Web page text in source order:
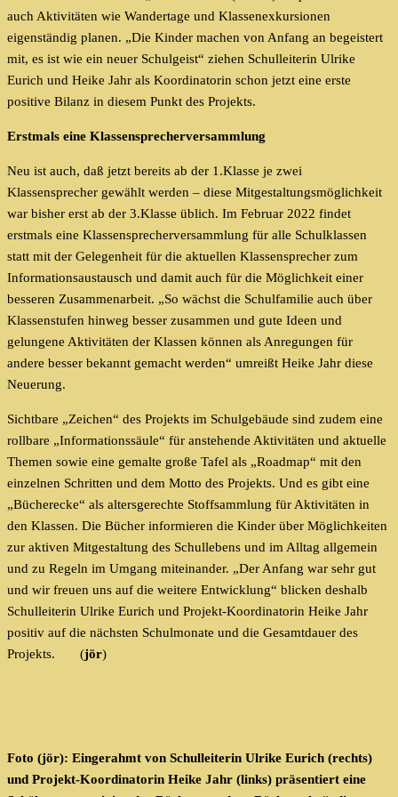
auch Aktivitäten wie Wandertage und Klassenexkursionen
eigenständig planen. „Die Kinder machen von Anfang an begeistert
mit, es ist wie ein neuer Schulgeist“ ziehen Schulleiterin Ulrike
Eurich und Heike Jahr als Koordinatorin schon jetzt eine erste
positive Bilanz in diesem Punkt des Projekts.
Erstmals eine Klassensprecherversammlung
Neu ist auch, daß jetzt bereits ab der 1.Klasse je zwei
Klassensprecher gewählt werden – diese Mitgestaltungsmöglichkeit
war bisher erst ab der 3.Klasse üblich. Im Februar 2022 findet
erstmals eine Klassensprecherversammlung für alle Schulklassen
statt mit der Gelegenheit für die aktuellen Klassensprecher zum
Informationsaustausch und damit auch für die Möglichkeit einer
besseren Zusammenarbeit. „So wächst die Schulfamilie auch über
Klassenstufen hinweg besser zusammen und gute Ideen und
gelungene Aktivitäten der Klassen können als Anregungen für
andere besser bekannt gemacht werden“ umreißt Heike Jahr diese
Neuerung.
Sichtbare „Zeichen“ des Projekts im Schulgebäude sind zudem eine
rollbare „Informationssäule“ für anstehende Aktivitäten und aktuelle
Themen sowie eine gemalte große Tafel als „Roadmap“ mit den
einzelnen Schritten und dem Motto des Projekts. Und es gibt eine
„Bücherecke“ als altersgerechte Stoffsammlung für Aktivitäten in
den Klassen. Die Bücher informieren die Kinder über Möglichkeiten
zur aktiven Mitgestaltung des Schullebens und im Alltag allgemein
und zu Regeln im Umgang miteinander. „Der Anfang war sehr gut
und wir freuen uns auf die weitere Entwicklung“ blicken deshalb
Schulleiterin Ulrike Eurich und Projekt-Koordinatorin Heike Jahr
positiv auf die nächsten Schulmonate und die Gesamtdauer des
Projekts. (jör)
Foto (jör): Eingerahmt von Schulleiterin Ulrike Eurich (rechts)
und Projekt-Koordinatorin Heike Jahr (links) präsentiert eine